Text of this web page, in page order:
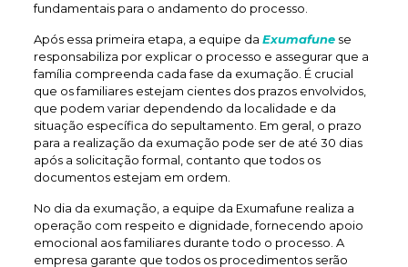
fundamentais para o andamento do processo.
Após essa primeira etapa, a equipe da Exumafunese
responsabiliza por explicar o processo e assegurar que a
família compreenda cada fase da exumação. É crucial
que os familiares estejam cientes dos prazos envolvidos,
que podem variar dependendo da localidade e da
situação específica do sepultamento. Em geral, o prazo
para a realização da exumação pode ser de até 30 dias
após a solicitação formal, contanto que todos os
documentos estejam em ordem.
No dia da exumação, a equipe da Exumafune realiza a
operação com respeito e dignidade, fornecendo apoio
emocional aos familiares durante todo o processo. A
empresa garante que todos os procedimentos serão